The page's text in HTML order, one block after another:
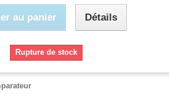
au panier Détails
Rupture de stock